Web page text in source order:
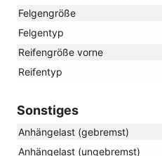
Felgengröße
Felgentyp
Reifengröße vorne
Reifentyp
Sonstiges
Anhängelast (gebremst)
Anhängelast (ungebremst)